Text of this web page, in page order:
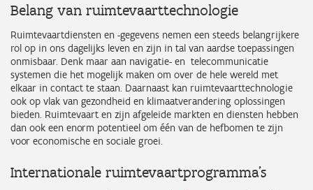
Belang van ruimtevaarttechnologie
Ruimtevaartdiensten en -gegevens nemen een steeds belangrijkere
rol op in ons dagelijks leven en zijn in tal van aardse toepassingen
onmisbaar. Denk maar aan navigatie- en telecommunicatie
systemen die het mogelijk maken om over de hele wereld met
elkaar in contact te staan. Daarnaast kan ruimtevaarttechnologie
ook op vlak van gezondheid en klimaatverandering oplossingen
bieden. Ruimtevaart en zijn afgeleide markten en diensten hebben
dan ook een enorm potentieel om één van de hefbomen te zijn
voor economische en sociale groei.
Internationale ruimtevaartprogramma’s